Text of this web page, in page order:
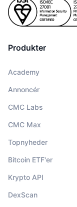
Produkter
Academy
Annoncér
CMC Labs
CMC Max
Topnyheder
Bitcoin ETF'er
Krypto API
DexScan